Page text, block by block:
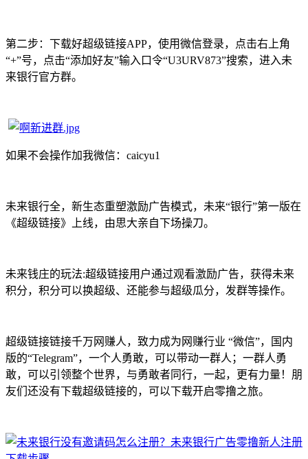
第二步：下载好超级链接APP，使用微信登录，点击右上角
“+”号，点击“添加好友”输入口令“U3URV873”搜索，进入未
来银行官方群。
如果不会操作加我微信：caicyu1
未来银行全，新生态重塑激励广告模式，未来“银行”第一版在
《超级链接》上线，由思大亲自下场操刀。
未来钱庄的玩法:超级链接用户通过观看激励广告，获得未来
积分，积分可以换超级、还能参与超级瓜分，发群等操作。
超级链接链接千万网赚人，致力成为网赚行业 “微信”，国内
版的“Telegram”，一个人勇敢，可以带动一群人；一群人勇
敢，可以引领整个世界，与勇敢者同行，一起，更有力量！朋
友们还没有下载超级链接的，可以下载开启零撸之旅。